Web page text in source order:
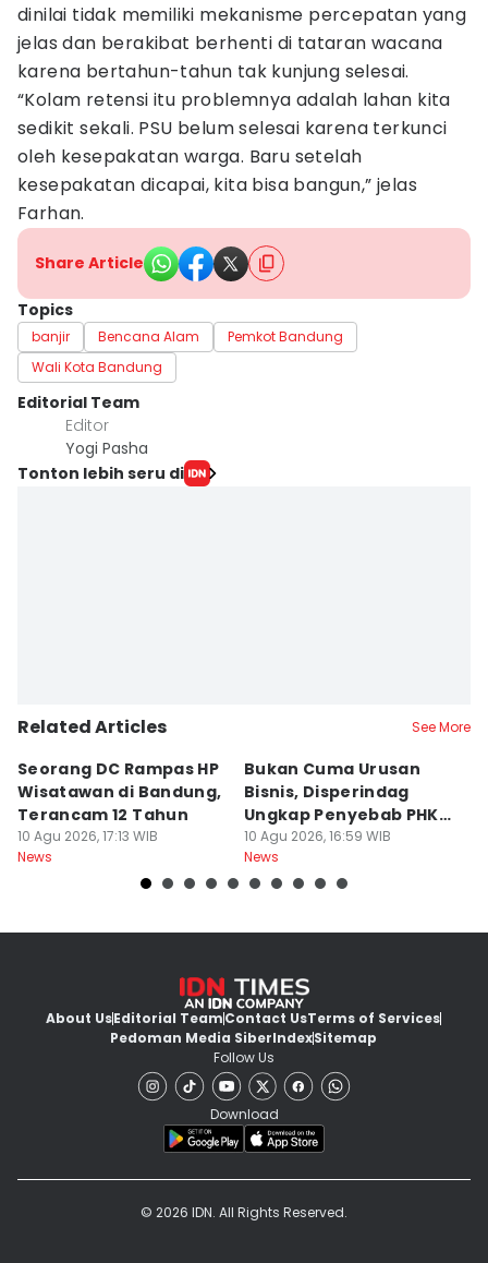
dinilai tidak memiliki mekanisme percepatan yang
jelas dan berakibat berhenti di tataran wacana
karena bertahun-tahun tak kunjung selesai.
“Kolam retensi itu problemnya adalah lahan kita
sedikit sekali. PSU belum selesai karena terkunci
oleh kesepakatan warga. Baru setelah
kesepakatan dicapai, kita bisa bangun,” jelas
Farhan.
Share Article
Topics
banjir Bencana Alam
Pemkot Bandung
Wali Kota Bandung
Editorial Team
Editor
Yogi Pasha
Tonton lebih seru di
Related Articles See More
Seorang DC Rampas HP
Wisatawan di Bandung,
Terancam 12 Tahun
10 Agu 2026, 17:13 WIB
News
Bukan Cuma Urusan
Bisnis, Disperindag
Ungkap Penyebab PHK
Industri di Jabar
10 Agu 2026, 16:59 WIB
News
About UsEditorial TeamContact UsTerms of Services
Pedoman Media SiberIndexSitemap
Follow Us
Download
© 2026 IDN. All Rights Reserved.